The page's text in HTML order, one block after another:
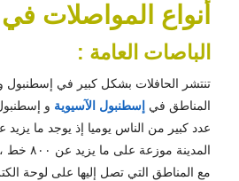
أنواع المواصلات
الباصات العامة :
تنتشر الحافلات بشكل كبير في إسطنبول
المناطق في إسطنبول الآسيوية و
المدينة
مع المناطق التي تصل إليها على لوحة